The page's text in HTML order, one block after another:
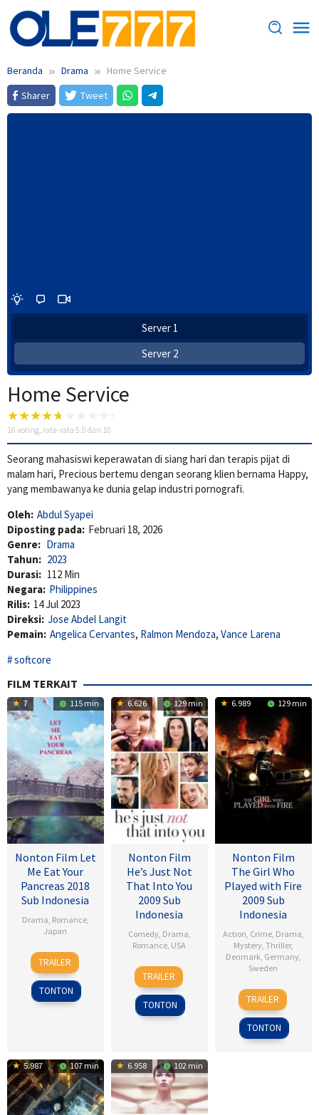
Loncat
ke
konten
Beranda Drama
Home Service
Sharer
Tweet
Server 1
Server 2
Home Service
16 voting, rata-rata 5.0 dari 10
Seorang mahasiswi keperawatan di siang hari dan terapis pijat di
malam hari, Precious bertemu dengan seorang klien bernama Happy,
yang membawanya ke dunia gelap industri pornografi.
Oleh: Abdul Syapei
Diposting pada: Februari 18, 2026
Genre: Drama
Tahun: 2023
Durasi: 112 Min
Negara: Philippines
Rilis: 14 Jul 2023
Direksi: Jose Abdel Langit
Pemain: Angelica Cervantes, Ralmon Mendoza, Vance Larena
softcore
FILM TERKAIT
7 115 min
Nonton Film Let
Me Eat Your
Pancreas 2018
Sub Indonesia
Drama, Romance,
Japan
28
Jul
2017
Sho
Tsukikawa
TRAILER
TONTON
6.626 129 min
Nonton Film
He’s Just Not
That Into You
2009 Sub
Indonesia
Comedy, Drama,
Romance, USA
6
Feb
2009
Ken
Kwapis
TRAILER
TONTON
6.989 129 min
Nonton Film
The Girl Who
Played with Fire
2009 Sub
Indonesia
Action, Crime, Drama,
Mystery, Thriller,
Denmark, Germany,
Sweden
18
Sep
2009
Daniel
Alfredson
TRAILER
TONTON
5.987 107 min 6.958 102 min